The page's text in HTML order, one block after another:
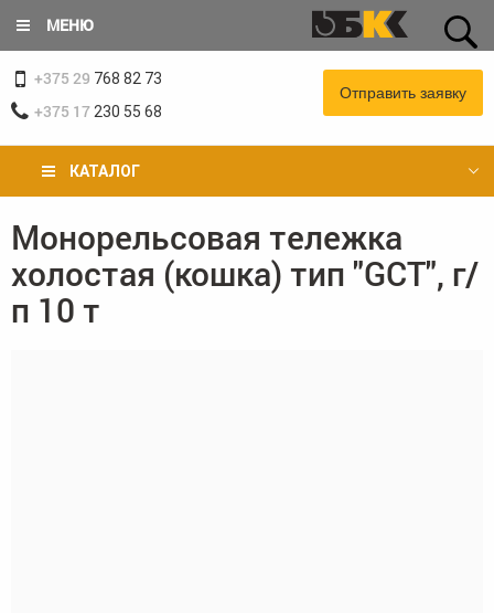
основному
содержанию
МЕНЮ
+375 29 768 82 73
+375 17 230 55 68
Отправить заявку
КАТАЛОГ
Вы
здесь
Монорельсовая тележка
холостая (кошка) тип "GCT", г/
п 10 т